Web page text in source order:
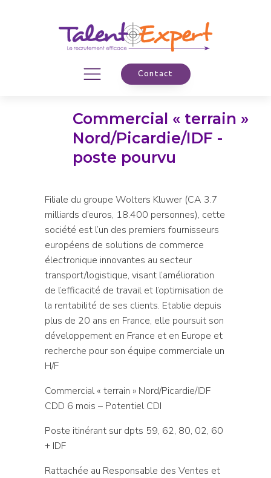
Contact
Commercial « terrain »
Nord/Picardie/IDF -
poste pourvu
Filiale du groupe Wolters Kluwer (CA 3.7
milliards d’euros, 18.400 personnes), cette
société est l’un des premiers fournisseurs
européens de solutions de commerce
électronique innovantes au secteur
transport/logistique, visant l’amélioration
de l’efficacité de travail et l’optimisation de
la rentabilité de ses clients. Etablie depuis
plus de 20 ans en France, elle poursuit son
développement en France et en Europe et
recherche pour son équipe commerciale un
H/F
Commercial « terrain » Nord/Picardie/IDF
CDD 6 mois – Potentiel CDI
Poste itinérant sur dpts 59, 62, 80, 02, 60
+ IDF
Rattachée au Responsable des Ventes et